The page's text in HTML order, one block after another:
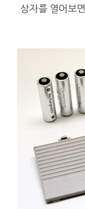
상자를 열어보면